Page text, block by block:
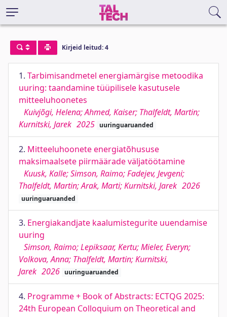
Kirjeid leitud: 4
1. Tarbimisandmetel energiamärgise metoodika
uuring: taandamine tüüpilisele kasutusele
mitteeluhoonetes
Kuivjõgi, Helena; Ahmed, Kaiser; Thalfeldt, Martin;
Kurnitski, Jarek 2025 uuringuaruanded
2. Mitteeluhoonete energiatõhususe
maksimaalsete piirmäärade väljatöötamine
Kuusk, Kalle; Simson, Raimo; Fadejev, Jevgeni;
Thalfeldt, Martin; Arak, Marti; Kurnitski, Jarek 2026
uuringuaruanded
3. Energiakandjate kaalumistegurite uuendamise
uuring
Simson, Raimo; Lepiksaar, Kertu; Mieler, Everyn;
Volkova, Anna; Thalfeldt, Martin; Kurnitski,
Jarek 2026 uuringuaruanded
4. Programme + Book of Abstracts: ECTQG 2025:
24th European Colloquium on Theoretical and